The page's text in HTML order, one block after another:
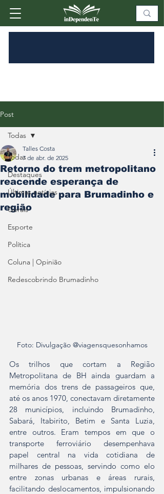
Post
Todas
Destaques
Últimas notícias
Gerais
Esporte
Política
Coluna | Opinião
Redescobrindo Brumadinho
Todas
Retorno do trem metropolitano
reacende esperança de
mobilidade para Brumadinho e
região
Talles Costa
7 de abr. de 2025
Foto: Divulgação @viagensquesonhamos
Os trilhos que cortam a Região
Metropolitana de BH ainda guardam a
memória dos trens de passageiros que,
até os anos 1970, conectavam diretamente
28 municípios, incluindo Brumadinho,
Sabará, Itabirito, Betim e Santa Luzia,
entre outros. Eram tempos em que o
transporte ferroviário desempenhava
papel central na vida cotidiana de
milhares de pessoas, servindo como elo
entre zonas urbanas e áreas rurais,
facilitando deslocamentos, impulsionando